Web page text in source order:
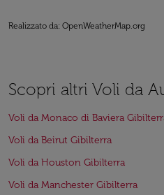
Realizzato da: OpenWeatherMap.org
Scopri altri Voli da
Voli da Monaco di Baviera
Voli da Beirut Gibilterra
Voli da Houston Gibilterra
Voli da Manchester Gibilterra